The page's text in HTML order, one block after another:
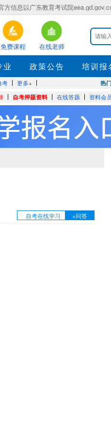
信息以广东教育考试院eea.gd.gov.cn
免费课程 在线老师
业 政策公告 培训报
考 更多+ 热
自考押题资料 在线答题 资料会
自考在线学习 +问答